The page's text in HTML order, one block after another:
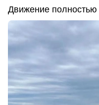
Движение полностью